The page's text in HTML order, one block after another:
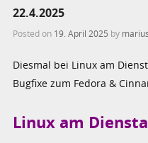
22.4.2025
Posted on 19. April 2025 by marius
Diesmal bei Linux am
Bugfixe zum Fedora &
Linux am